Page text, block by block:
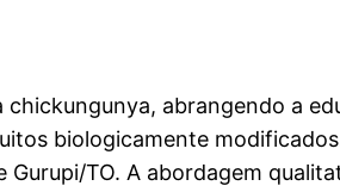
abrangendo a
biologicamente
TO. A abordagem